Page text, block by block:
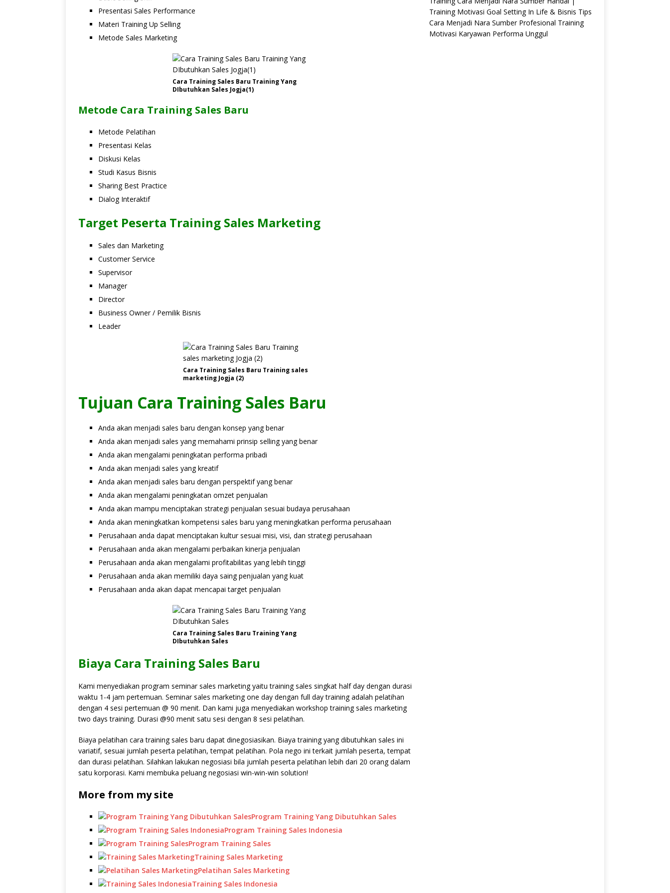
Presentasi Sales Performance
Materi Training Up Selling
Metode Sales Marketing
Cara Training Sales Baru Training Yang
DIbutuhkan Sales Jogja(1)
Metode Cara Training Sales Baru
Metode Pelatihan
Presentasi Kelas
Diskusi Kelas
Studi Kasus Bisnis
Sharing Best Practice
Dialog Interaktif
Target Peserta Training Sales Marketing
Sales dan Marketing
Customer Service
Supervisor
Manager
Director
Business Owner / Pemilik Bisnis
Leader
Cara Training Sales Baru Training sales
marketing Jogja (2)
Tujuan Cara Training Sales Baru
Anda akan menjadi sales baru dengan konsep yang benar
Anda akan menjadi sales yang memahami prinsip selling yang benar
Anda akan mengalami peningkatan performa pribadi
Anda akan menjadi sales yang kreatif
Anda akan menjadi sales baru dengan perspektif yang benar
Anda akan mengalami peningkatan omzet penjualan
Anda akan mampu menciptakan strategi penjualan sesuai budaya perusahaan
Anda akan meningkatkan kompetensi sales baru yang meningkatkan performa perusahaan
Perusahaan anda dapat menciptakan kultur sesuai misi, visi, dan strategi perusahaan
Perusahaan anda akan mengalami perbaikan kinerja penjualan
Perusahaan anda akan mengalami profitabilitas yang lebih tinggi
Perusahaan anda akan memiliki daya saing penjualan yang kuat
Perusahaan anda akan dapat mencapai target penjualan
Cara Training Sales Baru Training Yang
DIbutuhkan Sales
Biaya Cara Training Sales Baru
Kami menyediakan program seminar sales marketing yaitu training sales singkat half day dengan durasi
waktu 1-4 jam pertemuan. Seminar sales marketing one day dengan full day training adalah pelatihan
dengan 4 sesi pertemuan @ 90 menit. Dan kami juga menyediakan workshop training sales marketing
two days training. Durasi @90 menit satu sesi dengan 8 sesi pelatihan.
Biaya pelatihan cara training sales baru dapat dinegosiasikan. Biaya training yang dibutuhkan sales ini
variatif, sesuai jumlah peserta pelatihan, tempat pelatihan. Pola nego ini terkait jumlah peserta, tempat
dan durasi pelatihan. Silahkan lakukan negosiasi bila jumlah peserta pelatihan lebih dari 20 orang dalam
satu korporasi. Kami membuka peluang negosiasi win-win-win solution!
More from my site
Program Training Yang Dibutuhkan Sales
Program Training Sales Indonesia
Program Training Sales
Training Sales Marketing
Pelatihan Sales Marketing
Training Sales Indonesia
Training Motivasi Goal Setting In Life & Bisnis Tips
Cara Menjadi Nara Sumber Profesional Training
Motivasi Karyawan Performa Unggul